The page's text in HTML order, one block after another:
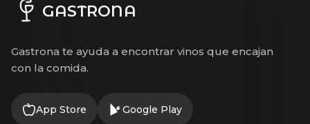
GASTRONA
Gastrona te ayuda a encontrar vinos que encajan
con la comida.
App Store Google Play